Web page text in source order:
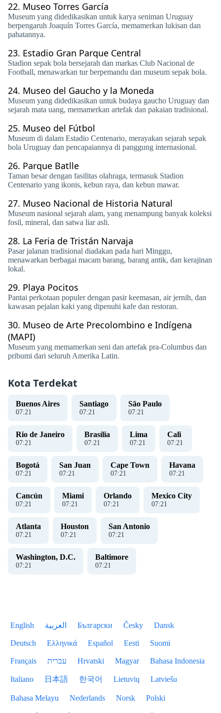
22. Museo Torres García
Museum yang didedikasikan untuk karya seniman Uruguay
berpengaruh Joaquín Torres García, memamerkan lukisan dan
pahatannya.
23. Estadio Gran Parque Central
Stadion sepak bola bersejarah dan markas Club Nacional de
Football, menawarkan tur berpemandu dan museum sepak bola.
24. Museo del Gaucho y la Moneda
Museum yang didedikasikan untuk budaya gaucho Uruguay dan
sejarah mata uang, memamerkan artefak dan pakaian tradisional.
25. Museo del Fútbol
Museum di dalam Estadio Centenario, merayakan sejarah sepak
bola Uruguay dan pencapaiannya di panggung internasional.
26. Parque Batlle
Taman besar dengan fasilitas olahraga, termasuk Stadion
Centenario yang ikonis, kebun raya, dan kebun mawar.
27. Museo Nacional de Historia Natural
Museum nasional sejarah alam, yang menampung banyak koleksi
fosil, mineral, dan satwa liar asli.
28. La Feria de Tristán Narvaja
Pasar jalanan tradisional diadakan pada hari Minggu,
menawarkan berbagai macam barang, barang antik, dan kerajinan
lokal.
29. Playa Pocitos
Pantai perkotaan populer dengan pasir keemasan, air jernih, dan
kawasan pejalan kaki yang dipenuhi kafe dan restoran.
30. Museo de Arte Precolombino e Indígena
(MAPI)
Museum yang memamerkan seni dan artefak pra-Columbus dan
pribumi dari seluruh Amerika Latin.
Kota Terdekat
Buenos Aires
07:21
Santiago
07:21
São Paulo
07:21
Rio de Janeiro
07:21
Brasília
07:21
Lima
07:21
Cali
07:21
Bogotá
07:21
San Juan
07:21
Cape Town
07:21
Havana
07:21
Cancún
07:21
Miami
07:21
Orlando
07:21
Mexico City
07:21
Atlanta
07:21
Houston
07:21
San Antonio
07:21
Washington, D.C.
07:21
Baltimore
07:21
English العربية Български Česky Dansk
Deutsch Ελληνικά Español Eesti Suomi
Français עברית Hrvatski Magyar Bahasa Indonesia
Italiano 日本語 한국어 Lietuvių Latviešu
Bahasa Melayu Nederlands Norsk Polski